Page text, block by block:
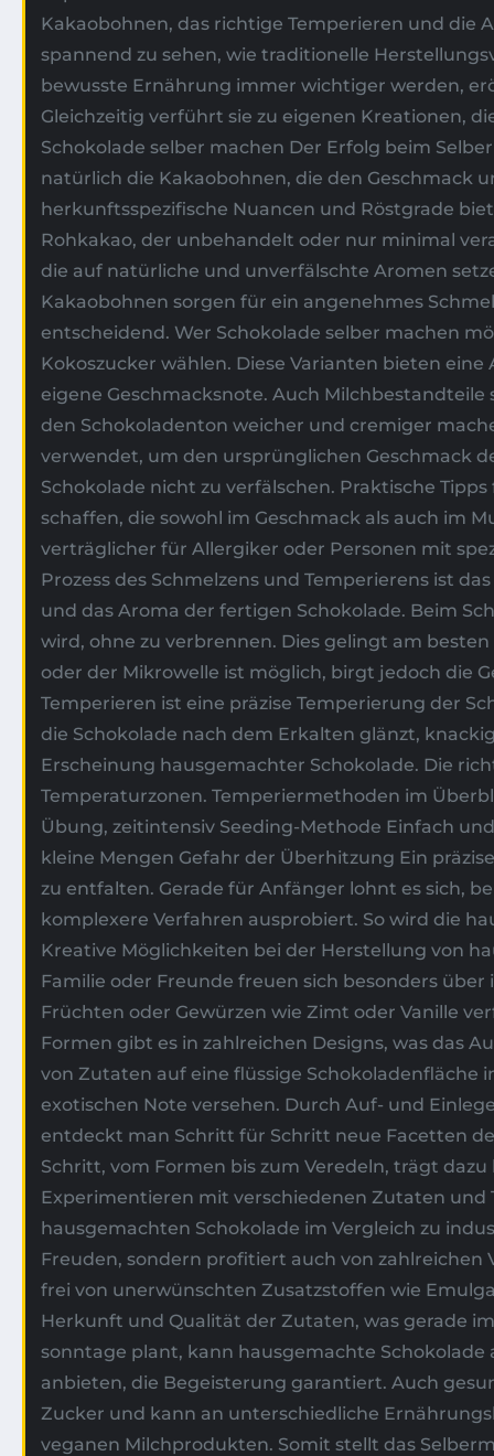
Kakaobohnen, das richtige Temperieren und die
spannend zu sehen, wie traditionelle
bewusste Ernährung immer wichtiger werden,
Gleichzeitig verführt sie zu eigenen Kreationen,
Schokolade selber machen Der Erfolg beim
natürlich die Kakaobohnen, die den Geschmack
herkunftsspezifische Nuancen und Röstgrade
Rohkakao, der unbehandelt oder nur minimal
die auf natürliche und unverfälschte Aromen
Kakaobohnen sorgen für ein angenehmes
entscheidend. Wer Schokolade selber machen
Kokoszucker wählen. Diese Varianten bieten
eigene Geschmacksnote. Auch
den Schokoladenton weicher und cremiger
verwendet, um den ursprünglichen Geschmack
Schokolade nicht zu verfälschen. Praktische
schaffen, die sowohl im Geschmack als auch im
verträglicher für Allergiker oder Personen mit
Prozess des Schmelzens und Temperierens ist
und das Aroma der fertigen Schokolade. Beim
wird, ohne zu verbrennen. Dies gelingt am
oder der Mikrowelle ist möglich, birgt jedoch die
Temperieren ist eine präzise Temperierung der
die Schokolade nach dem Erkalten glänzt,
Erscheinung hausgemachter Schokolade. Die
Temperaturzonen. Temperiermethoden im
Übung, zeitintensiv Seeding-Methode Einfach
kleine Mengen Gefahr der Überhitzung Ein
zu entfalten. Gerade für Anfänger lohnt es sich,
komplexere Verfahren ausprobiert. So wird die
Kreative Möglichkeiten bei der Herstellung von
Familie oder Freunde freuen sich besonders
Früchten oder Gewürzen wie Zimt oder Vanille
Formen gibt es in zahlreichen Designs, was das
von Zutaten auf eine flüssige Schokoladenfläche
exotischen Note versehen. Durch Auf- und
entdeckt man Schritt für Schritt neue Facetten
Schritt, vom Formen bis zum Veredeln, trägt
Experimentieren mit verschiedenen Zutaten und
hausgemachten Schokolade im Vergleich zu
Freuden, sondern profitiert auch von
frei von unerwünschten Zusatzstoffen wie
Herkunft und Qualität der Zutaten, was gerade
sonntage plant, kann hausgemachte
anbieten, die Begeisterung garantiert. Auch
Zucker und kann an unterschiedliche
veganen Milchprodukten. Somit stellt das